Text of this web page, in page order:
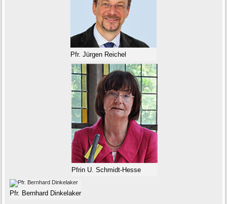
Pfr. Jürgen Reichel
Pfrin U. Schmidt-Hesse
Pfr. Bernhard Dinkelaker